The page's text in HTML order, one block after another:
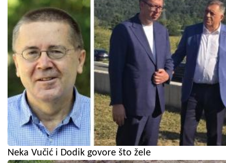
Neka Vučić i Dodik govore što žele